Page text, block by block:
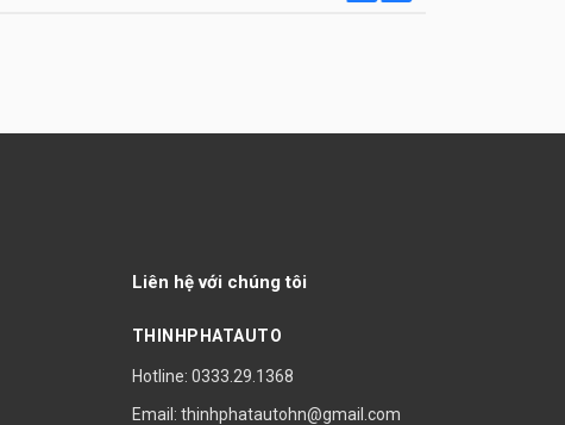
Liên hệ với chúng tôi
THINHPHATAUTO
Hotline: 0333.29.1368
Email: thinhphatautohn@gmail.com